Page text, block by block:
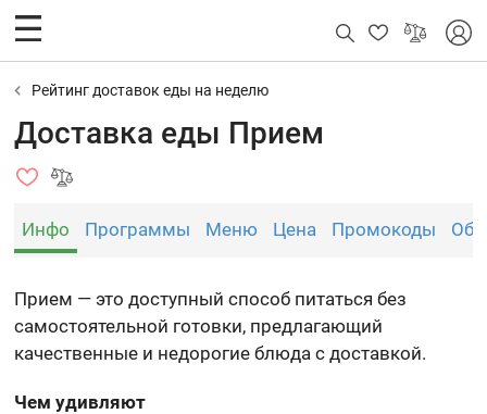
Рейтинг доставок еды на неделю
Доставка еды Прием
Инфо Программы Меню Цена Промокоды
Прием — это доступный способ питаться без
самостоятельной готовки, предлагающий
качественные и недорогие блюда с доставкой.
Чем удивляют